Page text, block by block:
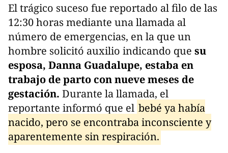
El trágico suceso fue reportado al filo de las
12:30 horas mediante una llamada al
número de emergencias, en la que un
hombre solicitó auxilio indicando que su
esposa, Danna Guadalupe, estaba en
trabajo de parto con nueve meses de
gestación. Durante la llamada, el
reportante informó que el bebé ya había
nacido, pero se encontraba inconsciente y
aparentemente sin respiración.